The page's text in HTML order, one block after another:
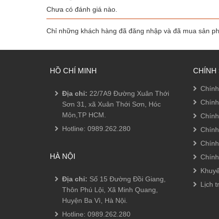
trên
trang
sản
phẩm
Chưa có đánh giá nào.
Chỉ những khách hàng đã đăng nhập và đã mua sản
HỒ CHÍ MINH
Địa chỉ: 22/7A9 Đường Xuân Thới
Sơn 31, xã Xuân Thới Sơn, Hóc
Môn,TP HCM.
Hotline: 0989.262.280
HÀ NỘI
Địa chỉ: Số 15 Đường Đồi Giang,
Thôn Phú Lội, Xã Minh Quang,
Huyện Ba Vì, Hà Nội.
Hotline: 0989.262.280
CHÍNH
Lịch